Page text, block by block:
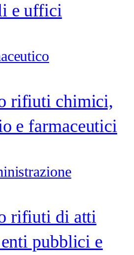
e uffici
rifiuti chimici,
e farmaceutici
rifiuti di atti
pubblici e